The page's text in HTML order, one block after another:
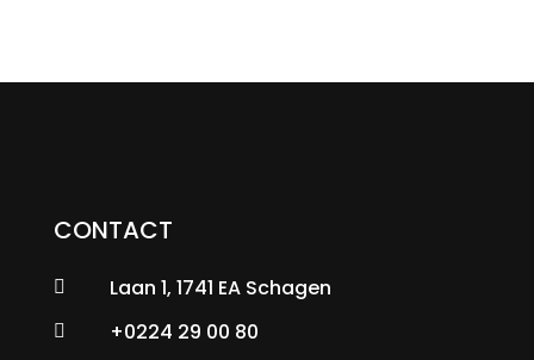
CONTACT
 Laan 1, 1741 EA Schagen
 +0224 29 00 80